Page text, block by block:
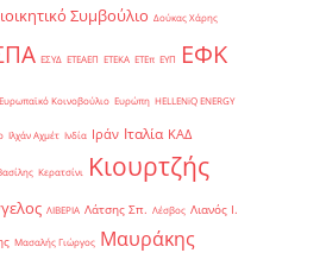
Συμβούλιο Δούκας Χάρης
ΕΣΥΔ ΕΤΕΑΕΠ ΕΤΕΚΑ ΕΤΕπ ΕΥΠ ΕΦΚ
Ευρωπαϊκό Κοινοβούλιο Ευρώπη ΗELLENiQ ENERGY
Ιλχάν Αχμέτ Ινδία Ιράν Ιταλία ΚΑΔ
Κερατσίνι
Κιουρτζής
ΛΙΒΕΡΙΑ Λάτσης Σπ. Λέσβος Λιανός Ι.
Μασαλής Γιώργος Μαυράκης